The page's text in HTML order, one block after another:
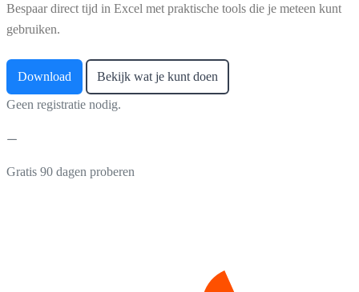
Bespaar direct tijd in Excel met praktische tools die je meteen kunt
gebruiken.
Download Bekijk wat je kunt doen
Geen registratie nodig.
Gratis 90 dagen proberen